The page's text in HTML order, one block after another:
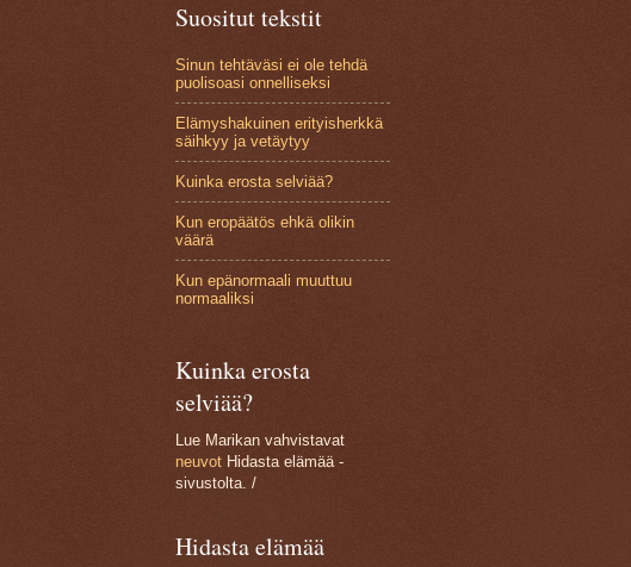
Suositut tekstit
Sinun tehtäväsi ei ole tehdä
puolisoasi onnelliseksi
Elämyshakuinen erityisherkkä
säihkyy ja vetäytyy
Kuinka erosta selviää?
Kun eropäätös ehkä olikin
väärä
Kun epänormaali muuttuu
normaaliksi
Kuinka erosta
selviää?
Lue Marikan vahvistavat
neuvot Hidasta elämää -
sivustolta. /
Hidasta elämää